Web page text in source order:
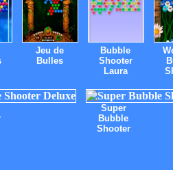
Jeu de
Bulles
Bubble
Shooter
Laura
Super
Bubble
Shooter